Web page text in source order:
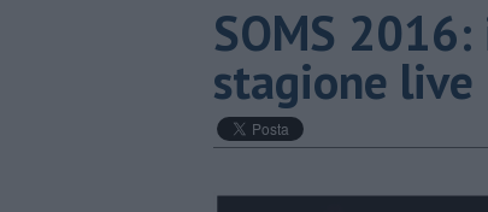
​SOMS
stagione live